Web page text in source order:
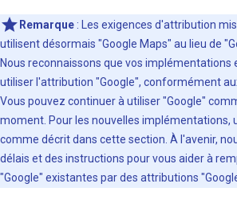
Remarque : Les exigences d'attribution
utilisent désormais "Google Maps" au lieu de
Nous reconnaissons que vos implémentations
utiliser l'attribution "Google", conformément
Vous pouvez continuer à utiliser "Google"
moment. Pour les nouvelles implémentations,
comme décrit dans cette section. À l'avenir,
délais et des instructions pour vous aider à
"Google" existantes par des attributions